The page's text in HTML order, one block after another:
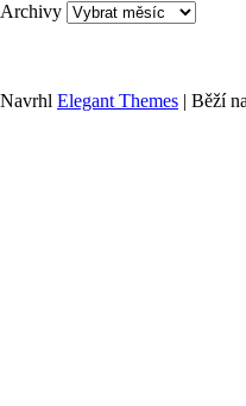
Archivy
Navrhl Elegant Themes | Běží na